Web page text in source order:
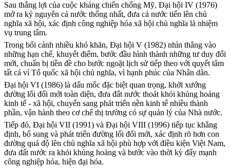
Sau thắng lợi của cuộc kháng chiến chống Mỹ, Đại hội IV (1976)
mở ra kỷ nguyên cả nước thống nhất, đưa cả nước tiến lên chủ
nghĩa xã hội, xác định công nghiệp hóa xã hội chủ nghĩa là nhiệm
vụ trung tâm.
Trong bối cảnh nhiều khó khăn, Đại hội V (1982) nhìn thẳng vào
những hạn chế, khuyết điểm, bước đầu hình thành những tư duy đổi
mới, chuẩn bị tiền đề cho bước ngoặt lịch sử tiếp theo với quyết tâm
tất cả vì Tổ quốc xã hội chủ nghĩa, vì hạnh phúc của Nhân dân.
Đại hội VI (1986) là dấu mốc đặc biệt quan trọng, khởi xướng
đường lối đổi mới toàn diện, đưa đất nước thoát khỏi khủng hoảng
kinh tế - xã hội, chuyển sang phát triển nền kinh tế nhiều thành
phần, vận hành theo cơ chế thị trường có sự quản lý của Nhà nước.
Tiếp đó, Đại hội VII (1991) và Đại hội VIII (1996) tiếp tục khẳng
định, bổ sung và phát triển đường lối đổi mới, xác định rõ hơn con
đường quá độ lên chủ nghĩa xã hội phù hợp với điều kiện Việt Nam,
đưa đất nước ra khỏi khủng hoảng và bước vào thời kỳ đẩy mạnh
công nghiệp hóa, hiện đại hóa.